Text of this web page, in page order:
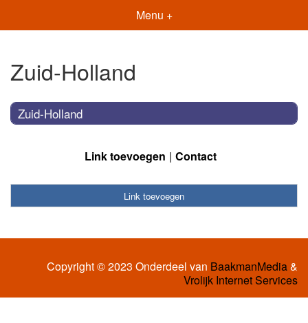
Menu +
Zuid-Holland
Zuid-Holland
Link toevoegen Contact
Link toevoegen
Copyright © 2023 Onderdeel van BaakmanMedia&
Vrolijk Internet Services